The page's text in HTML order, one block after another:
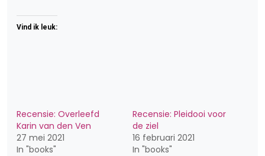
Vind ik leuk:
Recensie: Overleefd
Karin van den Ven
27 mei 2021
In "books"
Recensie: Pleidooi voor
de ziel
16 februari 2021
In "books"